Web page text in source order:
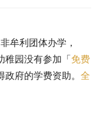
牟利团体办学，
稚园没有参加「免费
府的学费资助。 全